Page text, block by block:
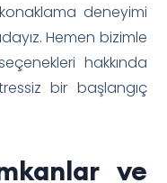
deneyimi
Hemen bizimle
hakkında
bir başlangıç
ve